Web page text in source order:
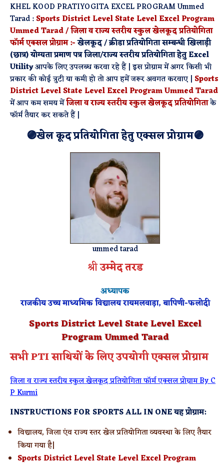
KHEL KOOD PRATIYOGITA EXCEL PROGRAM Ummed
Tarad :Sports District Level State Level Excel Program
Ummed Tarad / जिला व राज्य स्तरीय स्कुल खेलकूद प्रतियोगिता
फॉर्म एक्सल प्रोग्राम :-खेलकूद / क्रीडा प्रतियोगिता सम्बन्धीखिलाड़ी
(छात्र) योग्यता प्रमाण पत्र जिला/राज्य स्तरीय प्रतियोगिता हेतु Excel
Utilityआपके लिए उपलब्ध करवा रहे हैं | इस प्रोग्राम में अगर किसी भी
प्रकार की कोई त्रुटी या कमी हो तो आप हमें जरूर अवगत करवाए | Sports
District Level State Level Excel Program Ummed Tarad
में आप कम समय मेंजिला व राज्य स्तरीय स्कुल खेलकूद प्रतियोगिताके
फॉर्म तैयार कर सकते हैं |
🟣खेल कूद प्रतियोगिता हेतु एक्सल प्रोग्राम🟣
ummed tarad
श्रीउम्मेद तरड
अध्यापक
राजकीयउच्च माध्यमिक विद्यालयरायमलवाड़ा, बापिणी-फलोदी
Sports District Level State Level Excel
Program Ummed Tarad
सभी PTI साथियों के लिए उपयोगी एक्सल प्रोग्राम
जिला व राज्य स्तरीय स्कुल खेलकूद प्रतियोगिता फॉर्म एक्सल प्रोग्राम By C
P Kurmi
INSTRUCTIONS FOR SPORTS ALL IN ONE यह प्रोग्राम:
विद्यालय, जिला एंव राज्य स्तर खेल प्रतियोगिता व्यवस्था के लिए तैयार
किया गया है|
Sports District Level State Level Excel Program